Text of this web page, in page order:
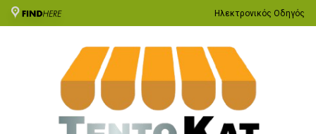
Ηλεκτρονικός Οδηγός